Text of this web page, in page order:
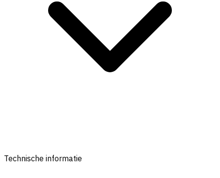
Technische informatie